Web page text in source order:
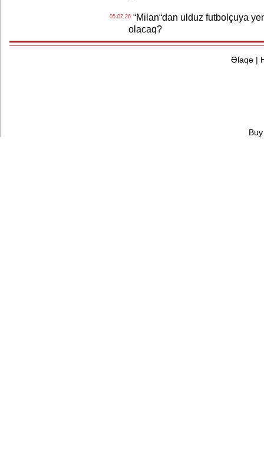
05.07.26“Milan“dan ulduz futbolçuya
olacaq?
Əlaqə|